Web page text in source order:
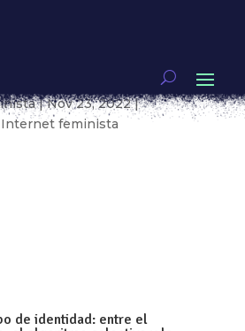
acciones y respuestas
el acuerpamiento colectivo.
|Nov 23, 2022|
Internet feminista
de identidad: entre el